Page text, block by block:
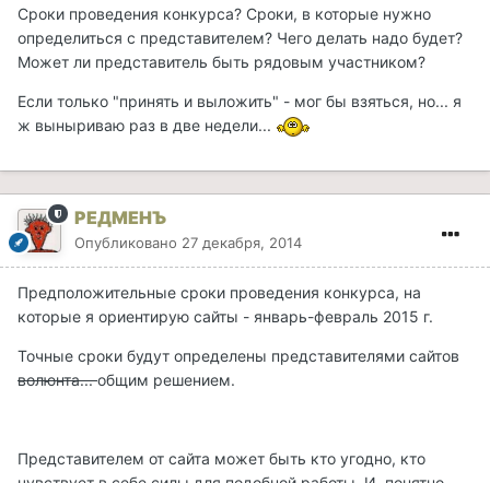
Сроки проведения конкурса? Сроки, в которые нужно
определиться с представителем? Чего делать надо будет?
Может ли представитель быть рядовым участником?
Если только "принять и выложить" - мог бы взяться, но... я
ж выныриваю раз в две недели...
РЕДМЕНЪ
Опубликовано 27 декабря, 2014
Предположительные сроки проведения конкурса, на
которые я ориентирую сайты - январь-февраль 2015 г.
Точные сроки будут определены представителями сайтов
волюнта...общим решением.
Представителем от сайта может быть кто угодно, кто